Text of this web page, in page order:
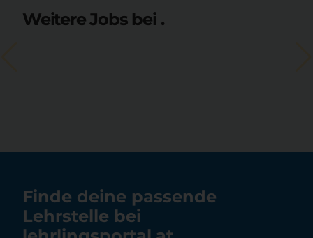
Weitere Jobs bei .
Finde deine passende
Lehrstelle bei